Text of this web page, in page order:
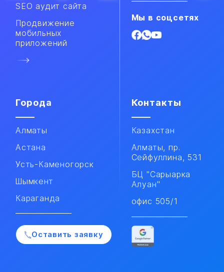
SEO аудит сайта
Продвижение
мобильных
приложений​
Мы в соцсетях
Города
Алматы
Астана
Усть-Каменогорск
Шымкент
Караганда
Оставить заявку
Контакты
Казахстан
Алматы, пр.
Сейфуллина, 531
БЦ "Сарыарка
Алуан"
офис 505/1